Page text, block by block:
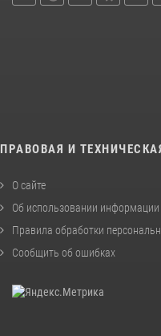
ПРАВОВАЯ И
О сайте
Об использовании информации
Правила обработки
Сообщить об ошибках